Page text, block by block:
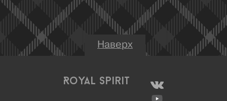
Наверх
Royal Spirit